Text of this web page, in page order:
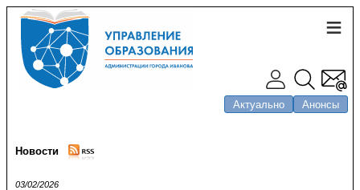
Актуально Анонсы
Новости
03/02/2026